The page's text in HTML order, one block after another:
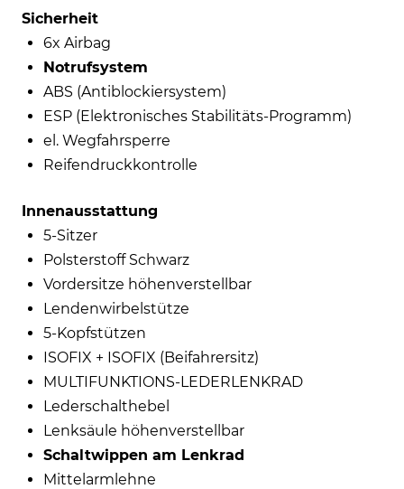
Sicherheit
6x Airbag
Notrufsystem
ABS (Antiblockiersystem)
ESP (Elektronisches Stabilitäts-Programm)
el. Wegfahrsperre
Reifendruckkontrolle
Innenausstattung
5-Sitzer
Polsterstoff Schwarz
Vordersitze höhenverstellbar
Lendenwirbelstütze
5-Kopfstützen
ISOFIX + ISOFIX (Beifahrersitz)
MULTIFUNKTIONS-LEDERLENKRAD
Lederschalthebel
Lenksäule höhenverstellbar
Schaltwippen am Lenkrad
Mittelarmlehne